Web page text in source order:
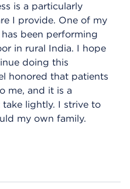
is a particularly
I provide. One of my
been performing
in rural India. I hope
doing this
honored that patients
me, and it is a
lightly. I strive to
my own family.